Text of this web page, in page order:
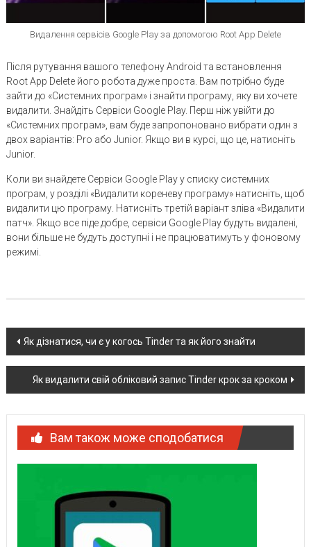
Видалення сервісів Google Play за допомогою Root App Delete
Після рутування вашого телефону Android та встановлення
Root App Delete його робота дуже проста. Вам потрібно буде
зайти до «Системних програм» і знайти програму, яку ви хочете
видалити. Знайдіть Сервіси Google Play. Перш ніж увійти до
«Системних програм», вам буде запропоновано вибрати один з
двох варіантів: Pro або Junior. Якщо ви в курсі, що це, натисніть
Junior.
Коли ви знайдете Сервіси Google Play у списку системних
програм, у розділі «Видалити кореневу програму» натисніть, щоб
видалити цю програму. Натисніть третій варіант зліва «Видалити
патч». Якщо все піде добре, сервіси Google Play будуть видалені,
вони більше не будуть доступні і не працюватимуть у фоновому
режимі.
Post
navigation
Як дізнатися, чи є у когось Tinder та як його знайти
Як видалити свій обліковий запис Tinder крок за кроком
Вам також може сподобатися